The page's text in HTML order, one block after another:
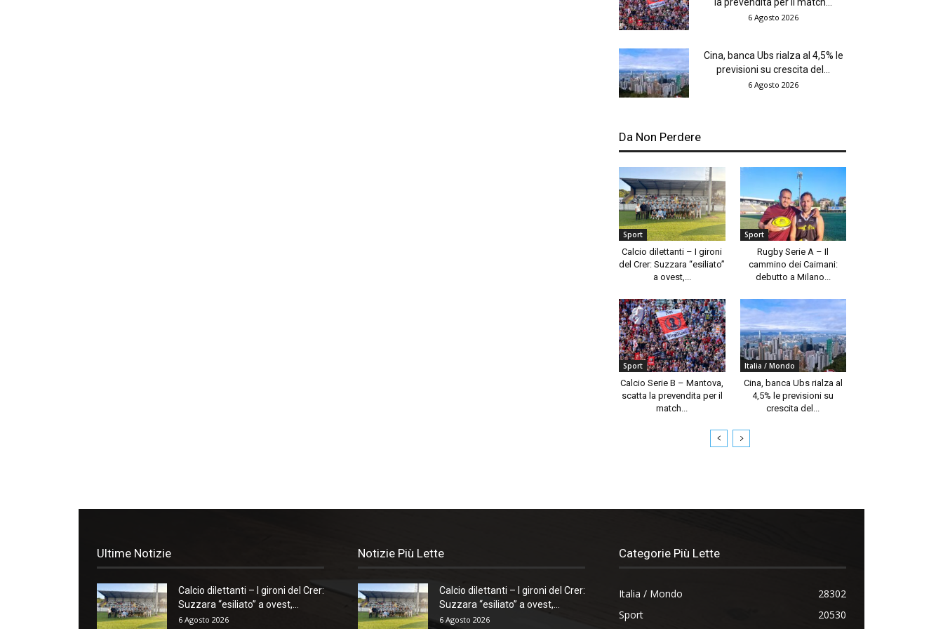
la prevendita per il match...
6 Agosto 2026
Cina, banca Ubs rialza al 4,5% le
previsioni su crescita del...
6 Agosto 2026
Da Non Perdere
Sport
Calcio dilettanti – I gironi
del Crer: Suzzara “esiliato”
a ovest,...
Sport
Rugby Serie A – Il
cammino dei Caimani:
debutto a Milano...
Sport
Calcio Serie B – Mantova,
scatta la prevendita per il
match...
Italia / Mondo
Cina, banca Ubs rialza al
4,5% le previsioni su
crescita del...
Ultime Notizie
Calcio dilettanti – I gironi del Crer:
Suzzara “esiliato” a ovest,...
6 Agosto 2026
Notizie Più Lette
Calcio dilettanti – I gironi del Crer:
Suzzara “esiliato” a ovest,...
6 Agosto 2026
Categorie Più Lette
Italia / Mondo
28302
Sport
20530